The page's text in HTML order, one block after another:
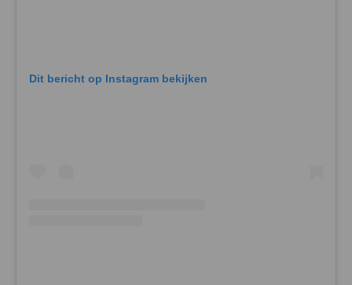
Dit bericht op Instagram bekijken